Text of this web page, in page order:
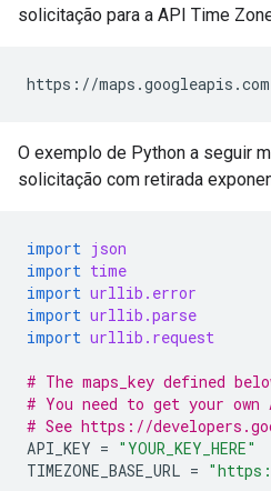
solicitação para a API Time
https://
O exemplo de Python a seguir
solicitação com retirada
import json
import time
import urllib.error
import urllib.parse
import urllib.request
# The maps_key defined
# You need to get your own
# See https://
API_KEY = "YOUR_KEY_HERE"
TIMEZONE_BASE_URL =